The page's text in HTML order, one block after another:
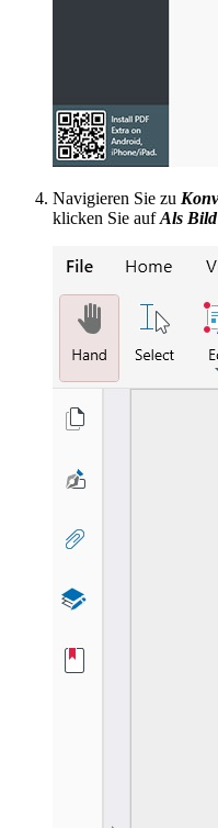
Navigieren Sie zu
klicken Sie aufAls Bild